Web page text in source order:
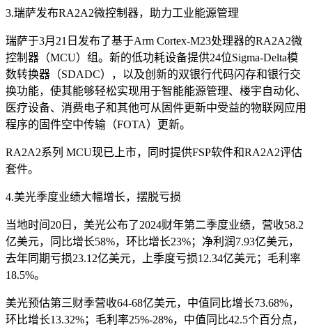
3.瑞萨发布RA2A2微控制器，助力工业能源管理
瑞萨于3月21日发布了基于Arm Cortex-M23处理器的RA2A2微
控制器（MCU）组。新的低功耗设备提供24位Sigma-Delta模
数转换器（SDADC），以及创新的双银行代码闪存和银行交
换功能，使其能够轻松实现用于智能能源管理、楼宇自动化、
医疗设备、消费电子和其他可从固件更新中受益的物联网应用
程序的固件空中传输（FOTA）更新。
RA2A2系列 MCU现已上市，同时提供FSP软件和RA2A2评估
套件。
4.美光季度业绩大幅增长，摆脱亏损
当地时间20日，美光公布了2024财年第二季度业绩，营收58.2
亿美元，同比增长58%，环比增长23%；净利润7.93亿美元，
去年同期亏损23.12亿美元，上季度亏损12.34亿美元；毛利率
18.5%。
美光预估第三财季营收64-68亿美元，中值同比增长73.68%，
环比增长13.32%；毛利率25%-28%，中值同比42.5个百分点，